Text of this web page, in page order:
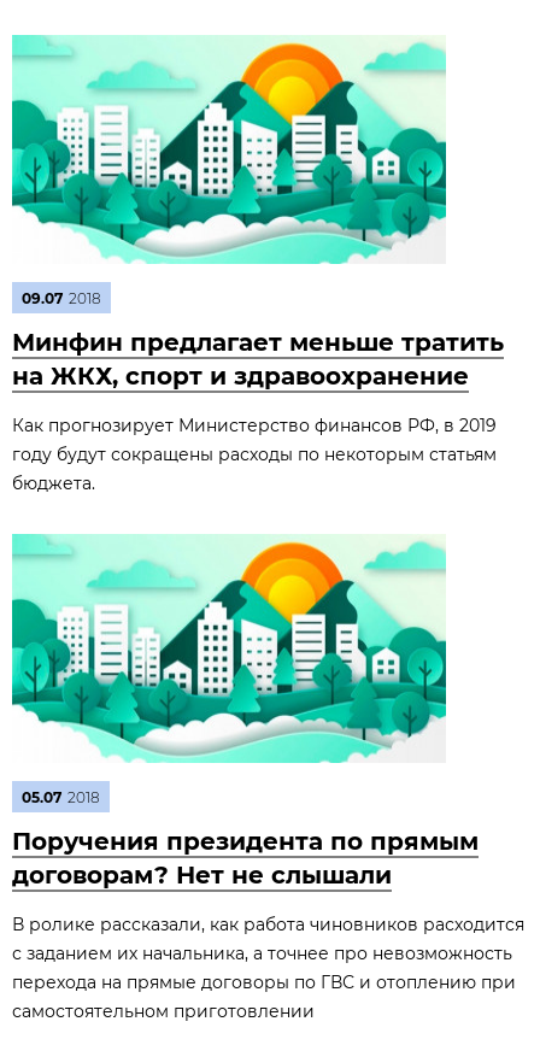
09.07 2018
Минфин предлагает меньше тратить
на ЖКХ, спорт и здравоохранение
Как прогнозирует Министерство финансов РФ, в 2019
году будут сокращены расходы по некоторым статьям
бюджета.
05.07 2018
Поручения президента по прямым
договорам? Нет не слышали
В ролике рассказали, как работа чиновников расходится
с заданием их начальника, а точнее про невозможность
перехода на прямые договоры по ГВС и отоплению при
самостоятельном приготовлении